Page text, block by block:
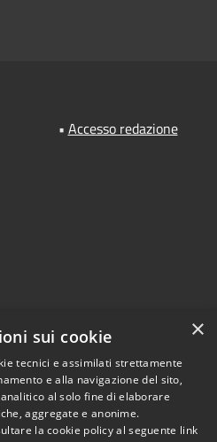
• Accesso redazione
×
sui cookie
tecnici e assimilati strettamente
e alla navigazione del sito,
al solo fine di elaborare
aggregate e anonime.
la cookie policy al seguente link